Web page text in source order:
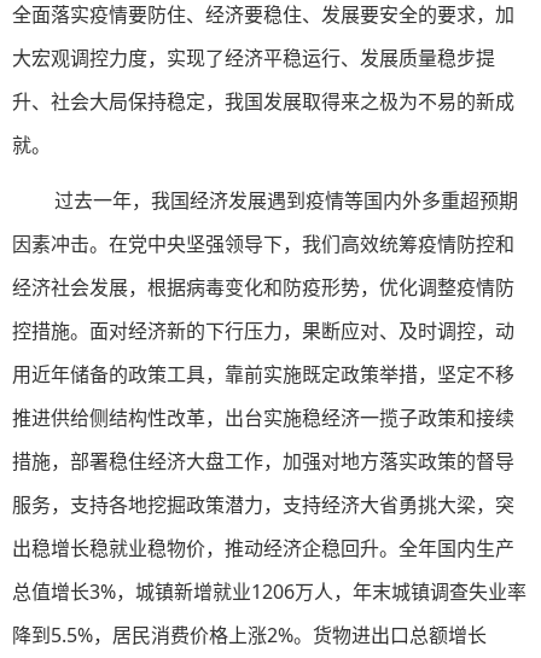
全面落实疫情要防住、经济要稳住、发展要安全的要求，加
大宏观调控力度，实现了经济平稳运行、发展质量稳步提
升、社会大局保持稳定，我国发展取得来之极为不易的新成
就。
过去一年，我国经济发展遇到疫情等国内外多重超预期
因素冲击。在党中央坚强领导下，我们高效统筹疫情防控和
经济社会发展，根据病毒变化和防疫形势，优化调整疫情防
控措施。面对经济新的下行压力，果断应对、及时调控，动
用近年储备的政策工具，靠前实施既定政策举措，坚定不移
推进供给侧结构性改革，出台实施稳经济一揽子政策和接续
措施，部署稳住经济大盘工作，加强对地方落实政策的督导
服务，支持各地挖掘政策潜力，支持经济大省勇挑大梁，突
出稳增长稳就业稳物价，推动经济企稳回升。全年国内生产
总值增长3%，城镇新增就业1206万人，年末城镇调查失业率
降到5.5%，居民消费价格上涨2%。货物进出口总额增长